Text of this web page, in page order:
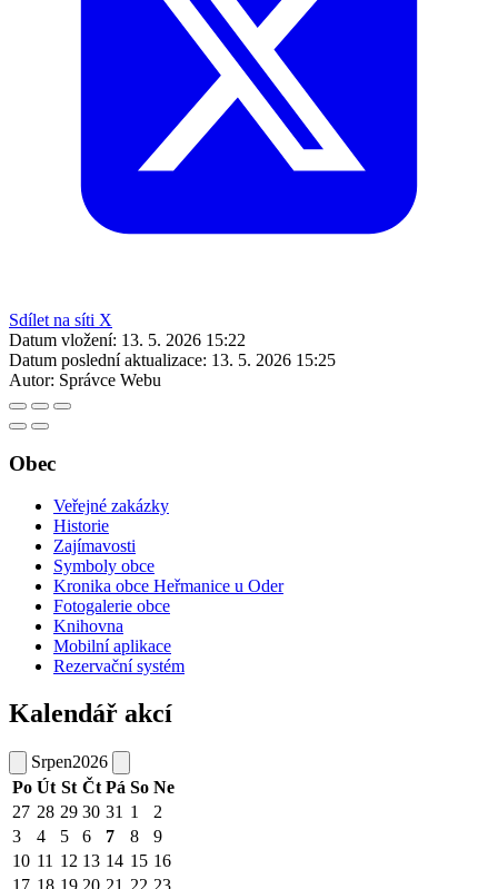
Sdílet na síti X
Datum vložení: 13. 5. 2026 15:22
Datum poslední aktualizace: 13. 5. 2026 15:25
Autor: Správce Webu
Obec
Veřejné zakázky
Historie
Zajímavosti
Symboly obce
Kronika obce Heřmanice u Oder
Fotogalerie obce
Knihovna
Mobilní aplikace
Rezervační systém
Kalendář akcí
Srpen2026
Po Út St Čt Pá So Ne
27 28 29 30 31 1
2
3
4 5 6 7 8
9
10 11 12 13 14 15 16